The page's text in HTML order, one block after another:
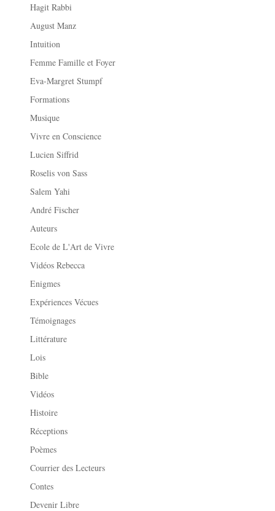
Hagit Rabbi
August Manz
Intuition
Femme Famille et Foyer
Eva-Margret Stumpf
Formations
Musique
Vivre en Conscience
Lucien Siffrid
Roselis von Sass
Salem Yahi
André Fischer
Auteurs
Ecole de L'Art de Vivre
Vidéos Rebecca
Enigmes
Expériences Vécues
Témoignages
Littérature
Lois
Bible
Vidéos
Histoire
Réceptions
Poèmes
Courrier des Lecteurs
Contes
Devenir Libre